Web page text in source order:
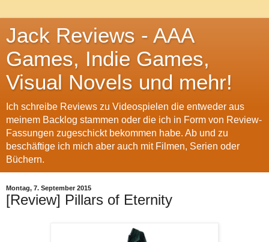
Jack Reviews - AAA
Games, Indie Games,
Visual Novels und mehr!
Ich schreibe Reviews zu Videospielen die entweder aus
meinem Backlog stammen oder die ich in Form von Review-
Fassungen zugeschickt bekommen habe. Ab und zu
beschäftige ich mich aber auch mit Filmen, Serien oder
Büchern.
Montag, 7. September 2015
[Review] Pillars of Eternity